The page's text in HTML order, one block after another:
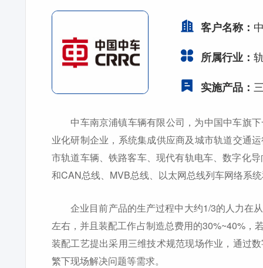
客户名称：
所属行业：
实施产品：
中车南京浦镇车辆有限公司，为中国中车旗下
业化研制企业，系统集成供应商及城市轨道交通
市轨道车辆、铁路客车、现代有轨电车、数字化
和CAN总线、MVB总线、以太网总线列车网络系
企业目前产品的生产过程中大约1/3的人力在
左右，并且装配工作占制造总费用的30%~40%，
装配工艺提出采用三维技术规范现场作业，通过
繁下现场解决问题等需求。